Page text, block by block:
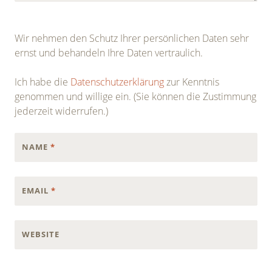
Wir nehmen den Schutz Ihrer persönlichen Daten sehr
ernst und behandeln Ihre Daten vertraulich.
Ich habe die Datenschutzerklärungzur Kenntnis
genommen und willige ein. (Sie können die Zustimmung
jederzeit widerrufen.)
NAME *
EMAIL *
WEBSITE